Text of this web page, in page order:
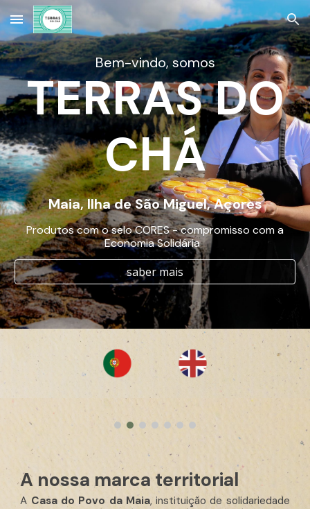
Skip to main content Skip to navigation
Bem-vindo, somos
TERRAS DO
CHÁ
Maia, Ilha de São Miguel, Açores
Produtos com o selo CORES - compromisso com a
Economia Solidária
saber mais
A nossa marca territorial
A Casa do Povo da Maia, instituição de solidariedade